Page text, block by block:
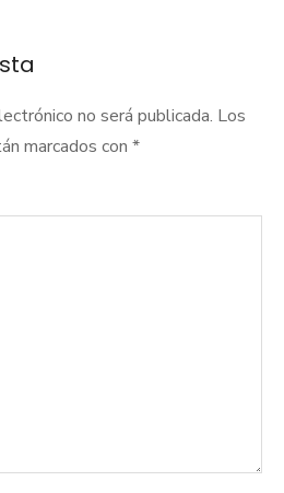
no será publicada. Los
marcados con *